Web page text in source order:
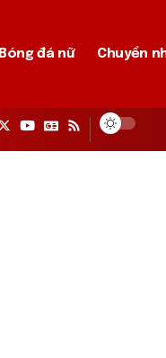
Bóng đá nữ Chuyển